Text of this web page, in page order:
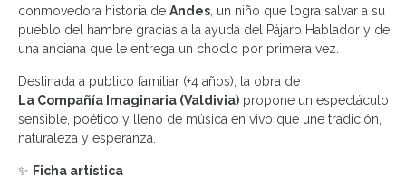
conmovedora historia de Andes , un niño que logra salvar a su
pueblo del hambre gracias a la ayuda del Pájaro Hablador y de
una anciana que le entrega un choclo por primera vez.
Destinada a público familiar (+4 años), la obra de
La Compañía Imaginaria (Valdivia) propone un espectáculo
sensible, poético y lleno de música en vivo que une tradición,
naturaleza y esperanza.
✨ Ficha artística